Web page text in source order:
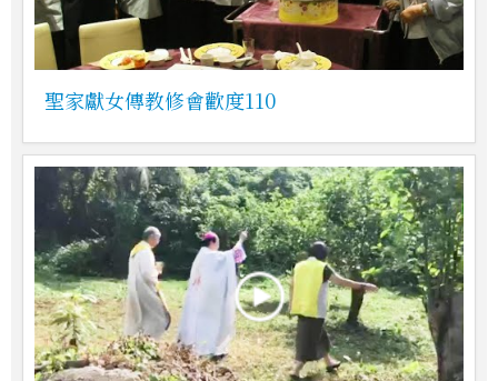
聖家獻女傳教修會歡度110